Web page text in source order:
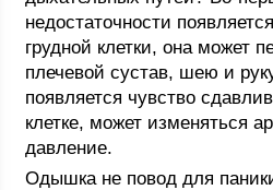
недостаточности
грудной клетки, она может
плечевой сустав, шею и
появляется чувство
клетке, может изменяться
давление.
Одышка не повод для